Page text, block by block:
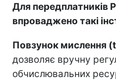
Для передплатників
впроваджено такі
Повзунок мислення
дозволяє вручну
обчислювальних